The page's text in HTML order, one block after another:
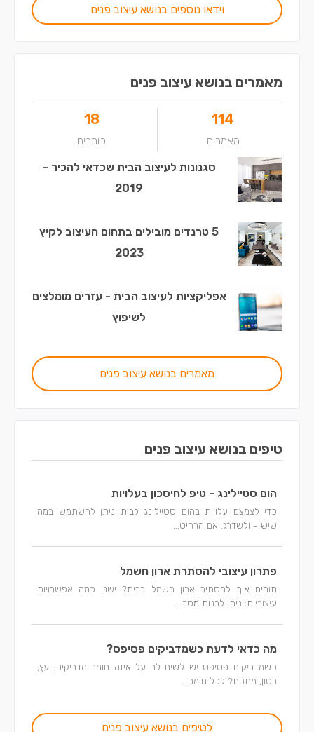
וידאו נוספים בנושא עיצוב פנים
מאמרים בנושא עיצוב פנים
114
מאמרים
18
כותבים
סגנונות לעיצוב הבית שכדאי להכיר -
2019
5 טרנדים מובילים בתחום העיצוב לקיץ
2023
אפליקציות לעיצוב הבית - עזרים מומלצים
לשיפוץ
מאמרים בנושא עיצוב פנים
טיפים בנושא עיצוב פנים
הום סטיילינג - טיפ לחיסכון בעלויות
כדי לצמצם עלויות בהום סטיילינג לבית ניתן להשתמש במה
שיש - ולשדרג. אם הרהיט...
פתרון עיצובי להסתרת ארון חשמל
תוהים איך להסתיר ארון חשמל בבית? ישנן כמה אפשרויות
עיצוביות: ניתן לבנות מסב...
מה כדאי לדעת כשמדביקים פסיפס?
כשמדביקים פסיפס יש לשים לב על איזה חומר מדביקים, עץ,
בטון, מתכת? לכל חומר...
לטיפים בנושא עיצוב פנים